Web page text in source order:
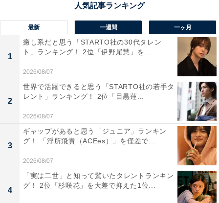
1位：『光る君へ』
最新 一週間 一ヶ月
1
癒し系だと思う「STARTO社の30代タレン
ト」ランキング！ 2位「伊野尾慧」を...
2026/08/07
2
世界で活躍できると思う「STARTO社の若手タ
レント」ランキング！ 2位「目黒蓮...
2026/08/07
3
ギャップがあると思う「ジュニア」ランキン
グ！ 「浮所飛貴（ACEes）」を僅差で...
2026/08/07
4
「実は二世」と知って驚いたタレントランキン
グ！ 2位「杉咲花」を大差で抑えた1位...